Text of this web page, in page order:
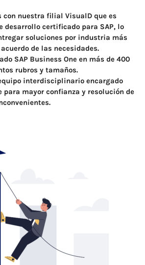
con nuestra filial VisualD que es
desarrollo certificado para SAP, lo
soluciones por industria más
de las necesidades.
SAP Business One en más de 400
rubros y tamaños.
interdisciplinario encargado
para mayor confianza y resolución de